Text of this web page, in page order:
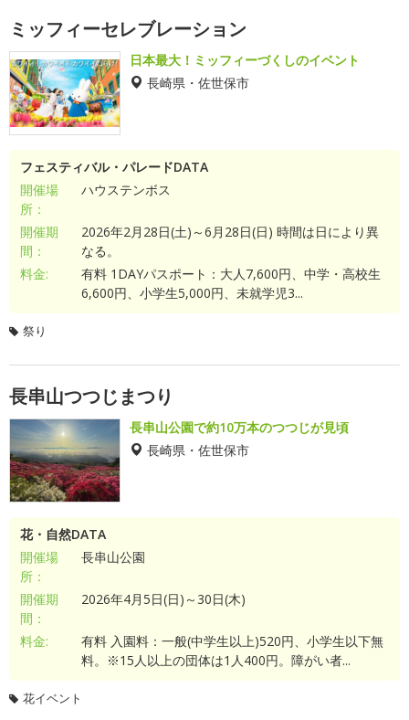
ミッフィーセレブレーション
日本最大！ミッフィーづくしのイベント
長崎県・佐世保市
フェスティバル・パレードDATA
開催場
所：
ハウステンボス
開催期
間：
2026年2月28日(土)～6月28日(日) 時間は日により異
なる。
料金:
有料 1DAYパスポート：大人7,600円、中学・高校生
6,600円、小学生5,000円、未就学児3...
祭り
長串山つつじまつり
長串山公園で約10万本のつつじが見頃
長崎県・佐世保市
花・自然DATA
開催場
所：
長串山公園
開催期
間：
2026年4月5日(日)～30日(木)
料金:
有料 入園料：一般(中学生以上)520円、小学生以下無
料。※15人以上の団体は1人400円。障がい者...
花イベント